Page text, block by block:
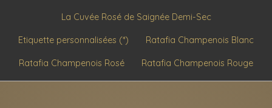
La Cuvée Rosé de Saignée Demi-Sec
Etiquette personnalisées (*) Ratafia Champenois Blanc
Ratafia Champenois Rosé Ratafia Champenois Rouge